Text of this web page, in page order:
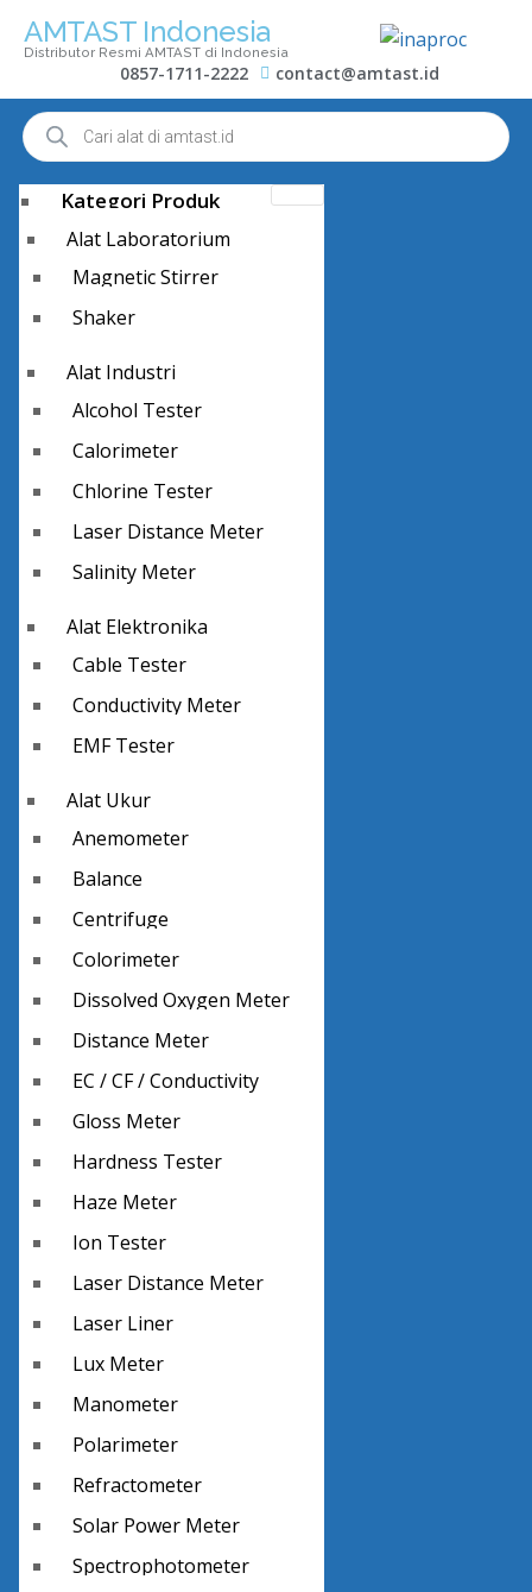
AMTAST Indonesia
Distributor Resmi AMTAST di Indonesia
0857-1711-2222 contact@amtast.id
Kategori Produk
Alat Laboratorium
Magnetic Stirrer
Shaker
Alat Industri
Alcohol Tester
Calorimeter
Chlorine Tester
Laser Distance Meter
Salinity Meter
Alat Elektronika
Cable Tester
Conductivity Meter
EMF Tester
Alat Ukur
Anemometer
Balance
Centrifuge
Colorimeter
Dissolved Oxygen Meter
Distance Meter
EC / CF / Conductivity
Gloss Meter
Hardness Tester
Haze Meter
Ion Tester
Laser Distance Meter
Laser Liner
Lux Meter
Manometer
Polarimeter
Refractometer
Solar Power Meter
Spectrophotometer